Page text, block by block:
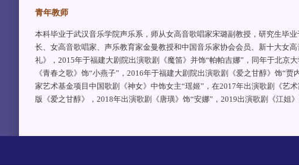
青年教师
本科毕业于武汉音乐学院声乐系，师从女高音歌唱家宋璐副教授，研究生毕
长、女高音歌唱家、声乐教育家金曼教授和中国音乐家协会会员、新十大女
礼》，2015年于福建大剧院出演歌剧《魔笛》并饰“帕帕吉娜”，同年于北京
《青春之歌》饰“小燕子”，2016年于福建大剧院出演歌剧《爱之甘醇》饰“
家艺术基金项目中国歌剧《神女》中饰女主“瑶姬”，在2017年出演歌剧《艺
版《爱之甘醇》，2018年出演歌剧《唐璜》饰“安娜”，2019出演歌剧《江姐》